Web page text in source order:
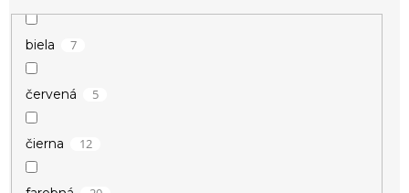
v
biela 7
červená 5
čierna 12